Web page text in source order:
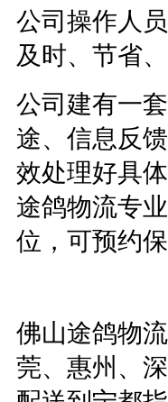
公司操作人
及时、节省
公司建有一
途、信息反
效处理好具
途鸽物流专
位，可预约
佛山途鸽物
莞、惠州、